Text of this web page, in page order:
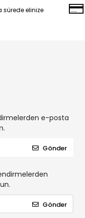
sürede elinize
e-posta
Gönder
Gönder